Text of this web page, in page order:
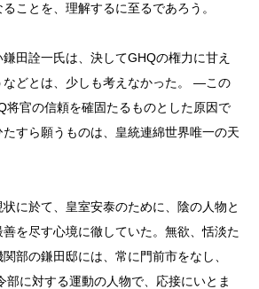
ことを、理解するに至るであろう。
田詮一氏は、決してGHQの権力に甘え
などとは、少しも考えなかった。 ―この
将官の信頼を確固たるものとした原因で
すら願うものは、皇統連綿世界唯一の天
に於て、皇室安泰のために、陰の人物と
を尽す心境に徹していた。無欲、恬淡た
部の鎌田邸には、常に門前市をなし、
部に対する運動の人物で、応接にいとま